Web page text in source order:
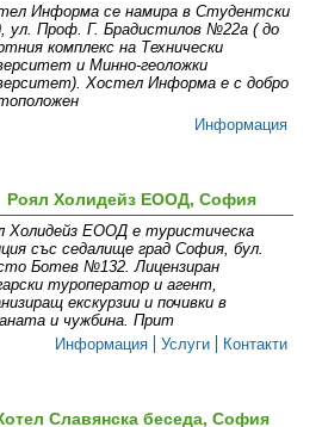
Информа се намира в Студентски
ул. Проф. Г. Брадистилов №22а ( до
комплекс на Технически
и Минно-геоложки
Хостел Информа е с добро
Информация
Роял Холидейз ЕООД, София
Холидейз ЕООД е туристическа
със седалище град София, бул.
Ботев №132. Лицензиран
туроператор и агент,
екскурзии и почивки в
и чужбина. Прит
Информация
Услуги Контакти
Славянска беседа, София